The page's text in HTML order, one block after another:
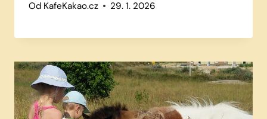
Od KafeKakao.cz 29. 1. 2026